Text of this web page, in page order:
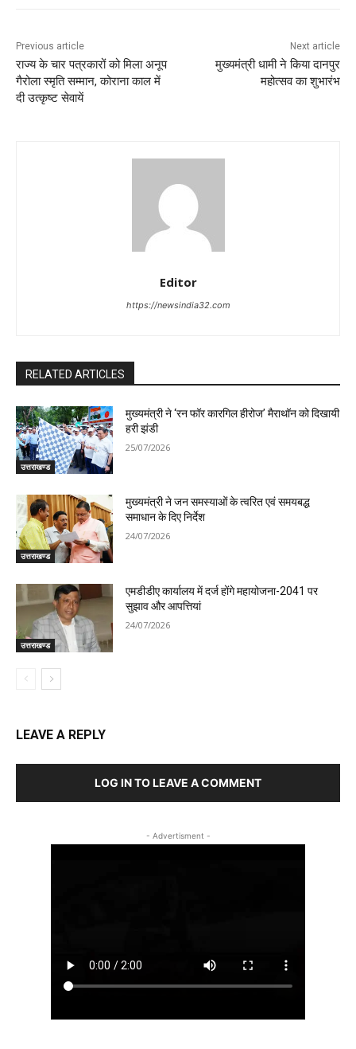
Previous article
राज्य के चार पत्रकारों को मिला अनूप
गैरोला स्मृति सम्मान, कोराना काल में
दी उत्कृष्ट सेवायें
Next article
मुख्यमंत्री धामी ने किया दानपुर
महोत्सव का शुभारंभ
Editor
https://newsindia32.com
RELATED ARTICLES
उत्तराखण्ड
मुख्यमंत्री ने ‘रन फॉर कारगिल हीरोज’ मैराथॉन को दिखायी
हरी झंडी
25/07/2026
उत्तराखण्ड
मुख्यमंत्री ने जन समस्याओं के त्वरित एवं समयबद्ध
समाधान के दिए निर्देश
24/07/2026
उत्तराखण्ड
एमडीडीए कार्यालय में दर्ज होंगे महायोजना-2041 पर
सुझाव और आपत्तियां
24/07/2026
LEAVE A REPLY
LOG IN TO LEAVE A COMMENT
- Advertisment -